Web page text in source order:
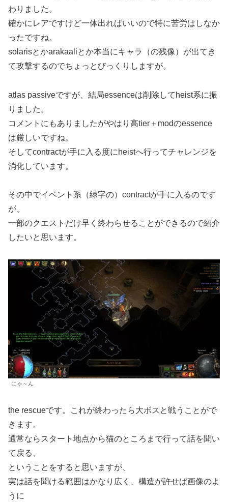
わりました。
確かにレアですけど一体出ればいいので特に苦労はしなか
ったですね。
solarisとかarakaaliとか本当にキャラ（の残像）が出てき
て攻撃するのでちょっとびっくりしますが。
atlas passiveですが、結局essenceは削除してheist系に振
りました。
コメントにもありましたがやはり高tier＋modのessence
は厳しいですね。
そしてcontractが手に入る度にheistへ行ってチャレンジを
消化しています。
その中でイベント系（緑字の）contractが手に入るのです
が、
一部のクエストだけ早く終わらせることができるので紹介
したいと思います。
にゃ～ん
the rescueです。これが終わったら大ボスと戦うことがで
きます。
通常ならスタート地点から猫のところまで行って話を聞い
て戻る、
ということをすると思いますが、
実は話を聞ける範囲はかなり広く、構造が許せば画像のよ
うに